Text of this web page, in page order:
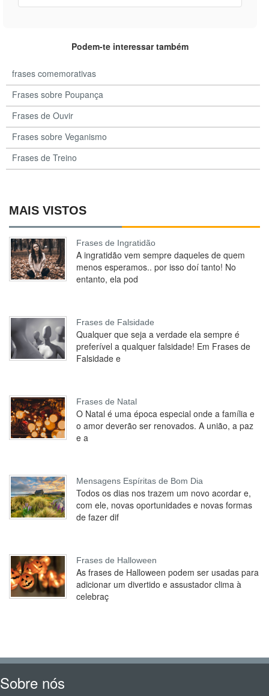
Podem-te interessar também
frases comemorativas
Frases sobre Poupança
Frases de Ouvir
Frases sobre Veganismo
Frases de Treino
MAIS VISTOS
Frases de Ingratidão
A ingratidão vem sempre daqueles de quem
menos esperamos.. por isso doí tanto! No
entanto, ela pod
Frases de Falsidade
Qualquer que seja a verdade ela sempre é
preferível a qualquer falsidade! Em Frases de
Falsidade e
Frases de Natal
O Natal é uma época especial onde a família e
o amor deverão ser renovados. A união, a paz
e a
Mensagens Espíritas de Bom Dia
Todos os dias nos trazem um novo acordar e,
com ele, novas oportunidades e novas formas
de fazer dif
Frases de Halloween
As frases de Halloween podem ser usadas para
adicionar um divertido e assustador clima à
celebraç
Sobre nós